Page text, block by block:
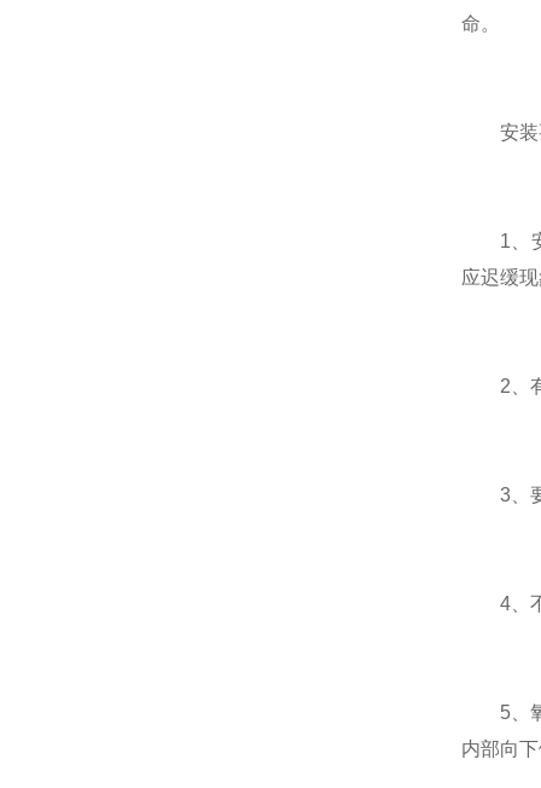
命。
安装
1、安
应迟缓
2、有
3、要
4、不
5、氧
内部向